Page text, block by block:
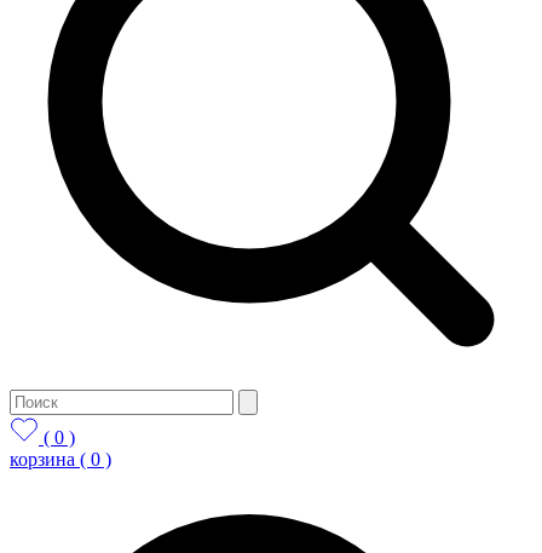
( 0 )
корзина ( 0 )